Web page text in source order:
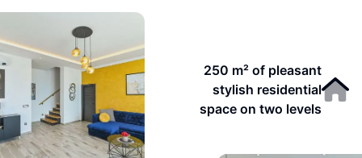
250 m² of pleasant
stylish residential
space on two levels